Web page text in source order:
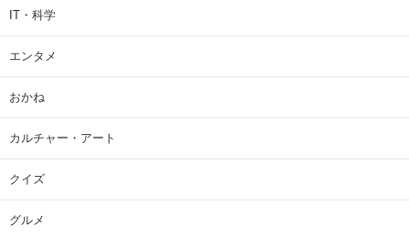
IT・科学
エンタメ
おかね
カルチャー・アート
クイズ
グルメ